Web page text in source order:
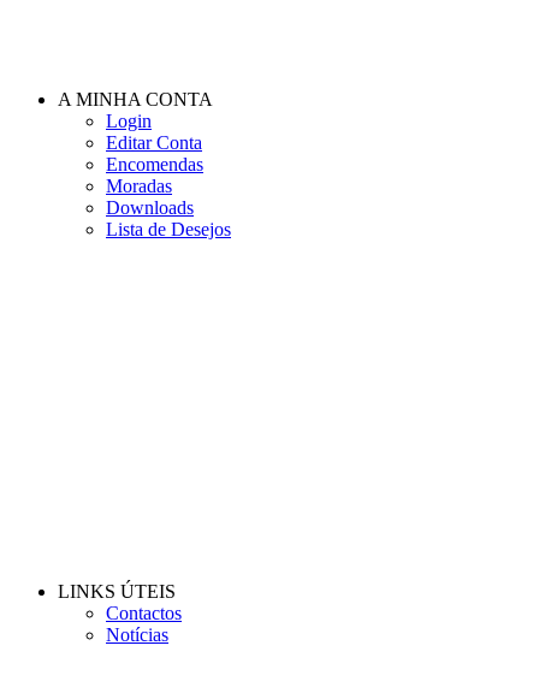
A MINHA CONTA
Login
Editar Conta
Encomendas
Moradas
Downloads
Lista de Desejos
LINKS ÚTEIS
Contactos
Notícias